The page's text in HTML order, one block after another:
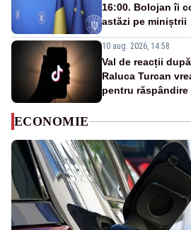
16:00. Bolojan îi
astăzi pe miniștrii
10 aug. 2026, 14:58
Val de reacții
Raluca Turcan
pentru răspândire
ECONOMIE